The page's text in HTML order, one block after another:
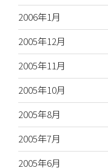
2006年1月
2005年12月
2005年11月
2005年10月
2005年8月
2005年7月
2005年6月